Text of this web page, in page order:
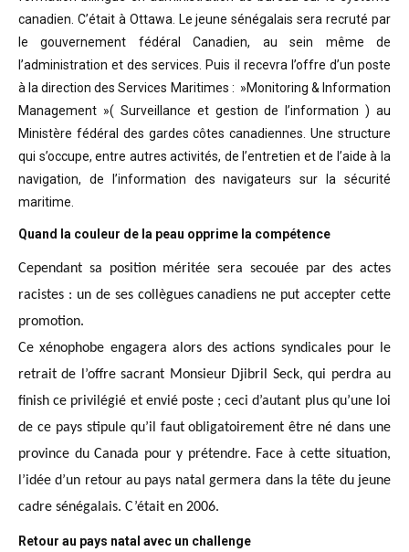
canadien. C’était à Ottawa. Le jeune sénégalais sera recruté par
le gouvernement fédéral Canadien, au sein même de
l’administration et des services. Puis il recevra l’offre d’un poste
à la direction des Services Maritimes : »Monitoring & Information
Management »( Surveillance et gestion de l’information ) au
Ministère fédéral des gardes côtes canadiennes. Une structure
qui s’occupe, entre autres activités, de l’entretien et de l’aide à la
navigation, de l’information des navigateurs sur la sécurité
maritime.
Quand la couleur de la peau opprime la compétence
Cependant sa position méritée sera secouée par des actes
racistes : un de ses collègues canadiens ne put accepter cette
promotion.
Ce xénophobe engagera alors des actions syndicales pour le
retrait de l’offre sacrant Monsieur Djibril Seck, qui perdra au
finish ce privilégié et envié poste ; ceci d’autant plus qu’une loi
de ce pays stipule qu’il faut obligatoirement être né dans une
province du Canada pour y prétendre. Face à cette situation,
l’idée d’un retour au pays natal germera dans la tête du jeune
cadre sénégalais. C’était en 2006.
Retour au pays natal avec un challenge